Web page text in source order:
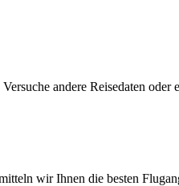
andere Reisedaten oder
wir Ihnen die besten